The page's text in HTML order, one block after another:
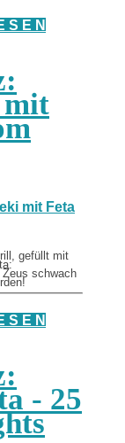
S E N
gefüllt mit
schwach
S E N
- 25